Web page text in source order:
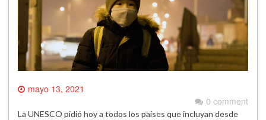
mayo 13, 2021
0 comment
La UNESCO pidió hoy a todos los países que incluyan desde